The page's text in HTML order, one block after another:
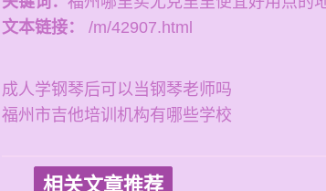
文本链接：
/m/42907.html
成人学钢琴后可以当钢琴老师吗
福州市吉他培训机构有哪些学校
相关文章推荐